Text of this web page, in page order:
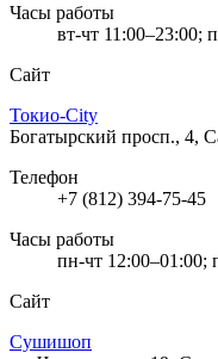
Часы работы
вт-чт 11:00–23:00;
Сайт
Токио-City
Богатырский просп., 4,
Телефон
+7 (812) 394-75-45
Часы работы
пн-чт 12:00–01:00;
Сайт
Сушишоп